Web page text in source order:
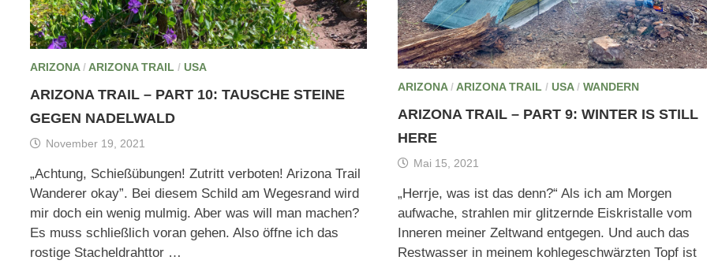
ARIZONA/ ARIZONA TRAIL /USA
ARIZONA TRAIL – PART 10: TAUSCHE STEINE
GEGEN NADELWALD
November 19, 2021
„Achtung, Schießübungen! Zutritt verboten! Arizona Trail
Wanderer okay”. Bei diesem Schild am Wegesrand wird
mir doch ein wenig mulmig. Aber was will man machen?
Es muss schließlich voran gehen. Also öffne ich das
rostige Stacheldrahttor …
ARIZONA/ARIZONA TRAIL / USA/ WANDERN
ARIZONA TRAIL – PART 9: WINTER IS STILL
HERE
Mai 15, 2021
„Herrje, was ist das denn?“ Als ich am Morgen
aufwache, strahlen mir glitzernde Eiskristalle vom
Inneren meiner Zeltwand entgegen. Und auch das
Restwasser in meinem kohlegeschwärzten Topf ist